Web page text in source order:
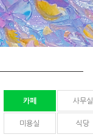
카페 사무실
미용실 식당